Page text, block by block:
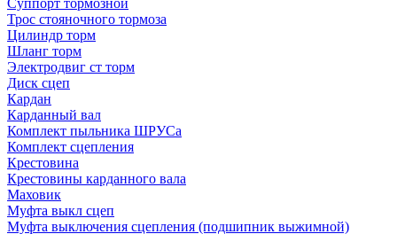
Трос стояночного тормоза
Цилиндр торм
Шланг торм
Электродвиг ст торм
Диск сцеп
Кардан
Карданный вал
Комплект пыльника ШРУСа
Комплект сцепления
Крестовина
Крестовины карданного вала
Маховик
Муфта выкл сцеп
Муфта выключения сцепления (подшипник выжимной)